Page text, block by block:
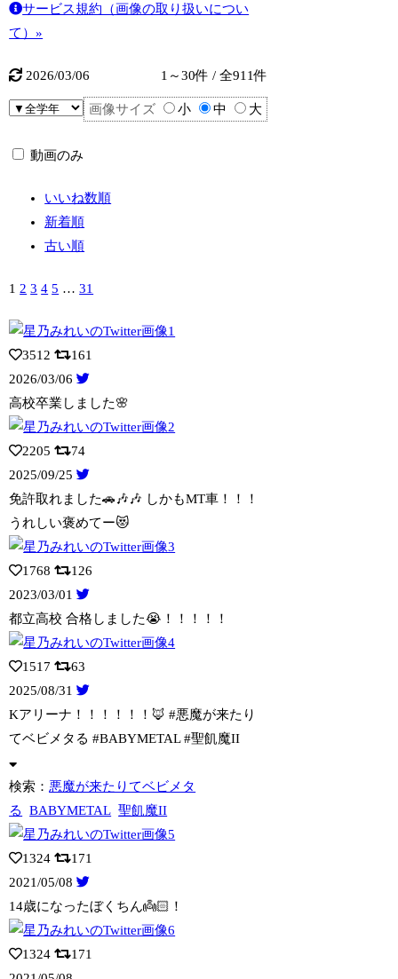
サービス規約（画像の取り扱いについ
て）»
2026/03/06 1～30件 / 全911件
画像サイズ 小 中 大
動画のみ
いいね数順
新着順
古い順
1 2 3 4 5 … 31
3512
161
2026/03/06
高校卒業しました🌸
2205
74
2025/09/25
免許取れました🚗🎶🎶 しかもMT車！！！
うれしい褒めてー😻
1768
126
2023/03/01
都立高校 合格しました😭！！！！！
1517
63
2025/08/31
Kアリーナ！！！！！！🦊 #悪魔が来たり
てベビメタる #BABYMETAL#聖飢魔II
検索： 悪魔が来たりてベビメタ
る
BABYMETAL 聖飢魔II
1324
171
2021/05/08
14歳になったぼくちん👼🏻！
1324
171